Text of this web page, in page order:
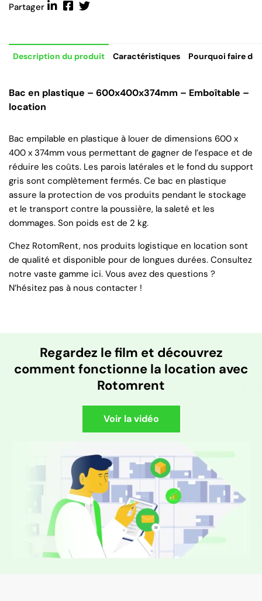
Partager
Description du produit Caractéristiques Pourquoi faire de
Bac en plastique – 600x400x374mm – Emboîtable –
location
Bac empilable en plastique à louer de dimensions 600 x
400 x 374mm vous permettant de gagner de l’espace et de
réduire les coûts. Les parois latérales et le fond du support
gris sont complètement fermés. Ce bac en plastique
assure la protection de vos produits pendant le stockage
et le transport contre la poussière, la saleté et les
dommages. Son poids est de 2 kg.
Chez RotomRent, nos produits logistique en location sont
de qualité et disponible pour de longues durées. Consultez
notre vaste gamme ici. Vous avez des questions ?
N’hésitez pas à nous contacter !
Regardez le film et découvrez
comment fonctionne la location avec
Rotomrent
Voir la vidéo